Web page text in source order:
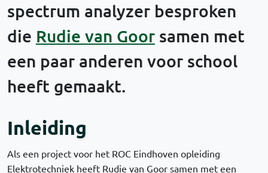
spectrum analyzer besproken
die Rudie van Goor samen met
een paar anderen voor school
heeft gemaakt.
Inleiding
Als een project voor het ROC Eindhoven opleiding
Elektrotechniek heeft Rudie van Goor samen met een